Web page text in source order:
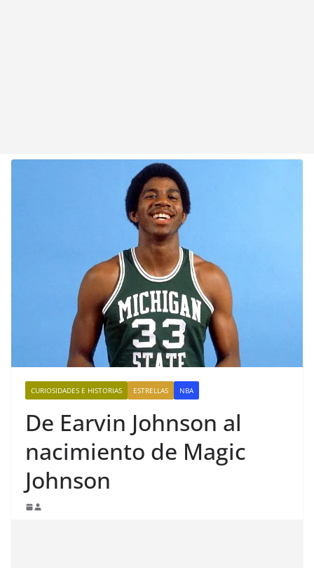
CURIOSIDADES E HISTORIAS ESTRELLAS NBA
De Earvin Johnson al
nacimiento de Magic
Johnson